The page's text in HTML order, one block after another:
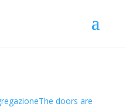
The doors are